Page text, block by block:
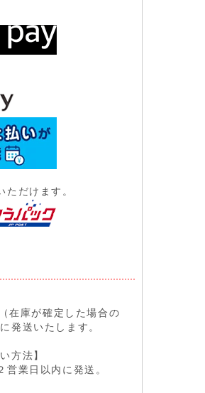
ただけます。
在庫が確定した場合の
発送いたします。
方法】
営業日以内に発送。